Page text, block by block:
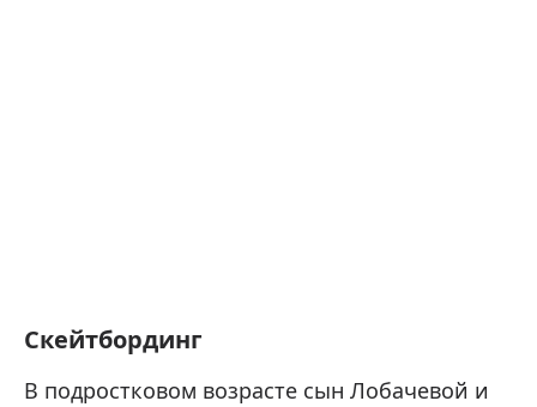
Скейтбординг
В подростковом возрасте сын Лобачевой и